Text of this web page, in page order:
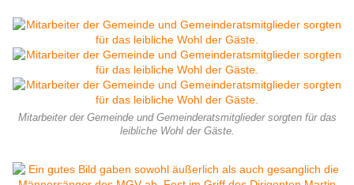
Mitarbeiter der Gemeinde und Gemeinderatsmitglieder sorgten für das
leibliche Wohl der Gäste.